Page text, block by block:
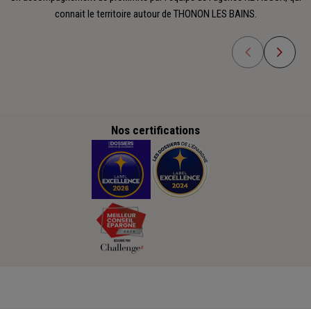
connait le territoire autour de THONON LES BAINS.
Nos certifications